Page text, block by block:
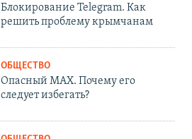
Блокирование Telegram. Как
решить проблему крымчанам
ОБЩЕСТВО
Опасный MAX. Почему его
следует избегать?